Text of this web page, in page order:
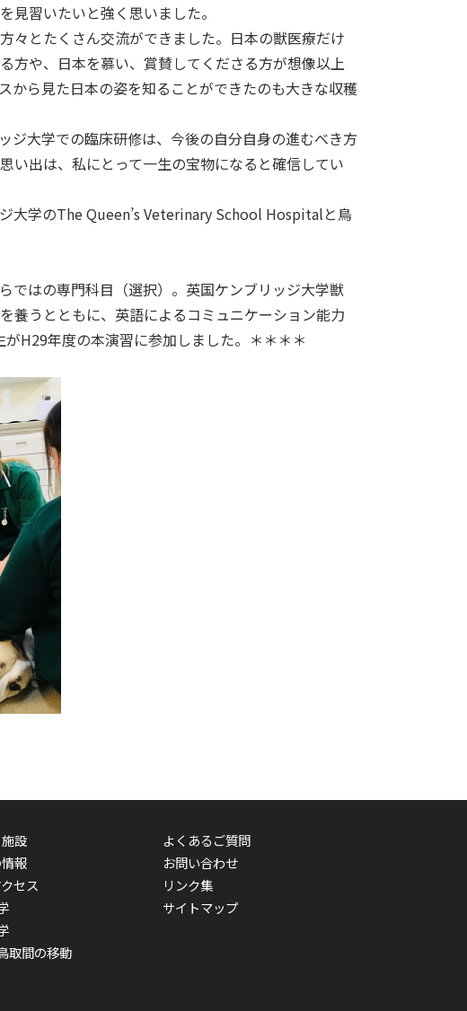
見習いたいと強く思いました。
々とたくさん交流ができました。日本の獣医療だけ
方や、日本を慕い、賞賛してくださる方が想像以上
から見た日本の姿を知ることができたのも大きな収穫
大学での臨床研修は、今後の自分自身の進むべき方
い出は、私にとって一生の宝物になると確信してい
大学のThe Queen’s Veterinary School Hospitalと鳥
ではの専門科目（選択）。英国ケンブリッジ大学獣
養うとともに、英語によるコミュニケーション能力
H29年度の本演習に参加しました。＊＊＊＊
設
報
セス
取間の移動
よくあるご質問
お問い合わせ
リンク集
サイトマップ